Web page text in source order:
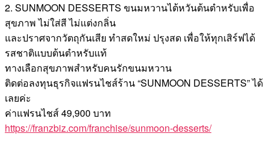
2. SUNMOON DESSERTS ขนมหวานไต้หวันต้นตำหรับเพื่อ
สุขภาพ ไม่ใส่สี ไม่แต่งกลิ่น
และปราศจากวัตถุกันเสีย ทำสดใหม่ ปรุงสด เพื่อให้ทุกเสิร์ฟได้
รสชาติแบบต้นตำหรับแท้
ทางเลือกสุขภาพสำหรับคนรักขนมหวาน
ติดต่อลงทุนธุรกิจแฟรนไชส์ร้าน “SUNMOON DESSERTS” ได้
เลยค่ะ
ค่าแฟรนไชส์ 49,900 บาท
https://franzbiz.com/franchise/sunmoon-desserts/